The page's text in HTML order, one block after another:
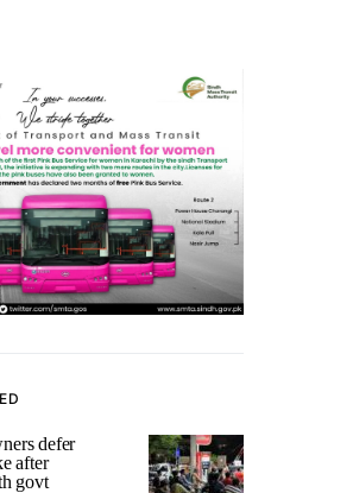
defer
after
govt